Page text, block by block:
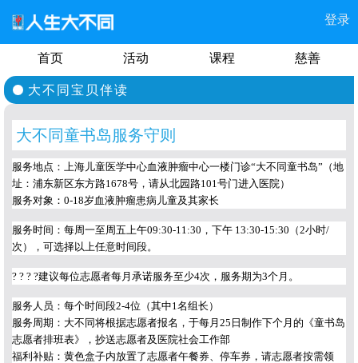
登录
首页 活动 课程
慈善
大不同宝贝伴读
大不同童书岛服务守则
服务地点：上海儿童医学中心血液肿瘤中心一楼门诊“大不同童书岛”（地
址：浦东新区东方路1678号，请从北园路101号门进入医院）
服务对象：0-18岁血液肿瘤患病儿童及其家长
服务时间：每周一至周五上午09:30-11:30，下午 13:30-15:30（2小时/
次），可选择以上任意时间段。
? ? ? ?建议每位志愿者每月承诺服务至少4次，服务期为3个月。
服务人员：每个时间段2-4位（其中1名组长）
服务周期：大不同将根据志愿者报名，于每月25日制作下个月的《童书岛
志愿者排班表》，抄送志愿者及医院社会工作部
福利补贴：黄色盒子内放置了志愿者午餐券、停车券，请志愿者按需领